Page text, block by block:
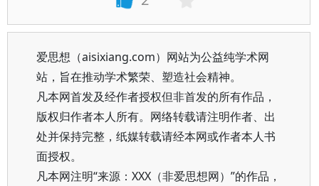
爱思想（aisixiang.com）网站为公益纯学术网
站，旨在推动学术繁荣、塑造社会精神。
凡本网首发及经作者授权但非首发的所有作品，
版权归作者本人所有。网络转载请注明作者、出
处并保持完整，纸媒转载请经本网或作者本人书
面授权。
凡本网注明“来源：XXX（非爱思想网）”的作品，